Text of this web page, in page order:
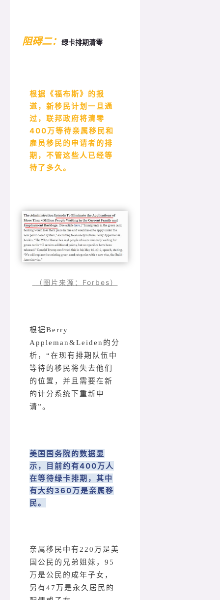
阻碍二： 绿卡排期清零
根据《福布斯》的报
道，新移民计划一旦通
过，联邦政府将清零
400万等待亲属移民和
雇员移民的申请者的排
期，不管这些人已经等
待了多久。
（图片来源：Forbes）
根据Berry
Appleman&Leiden的分
析，“在现有排期队伍中
等待的移民将失去他们
的位置，并且需要在新
的计分系统下重新申
请”。
美国国务院的数据显
示，目前约有400万人
在等待绿卡排期，其中
有大约360万是亲属移
民。
亲属移民中有220万是美
国公民的兄弟姐妹，95
万是公民的成年子女，
另有47万是永久居民的